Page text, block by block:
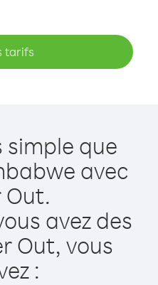
tarifs
simple que
avec
Out.
avez des
Out, vous
: